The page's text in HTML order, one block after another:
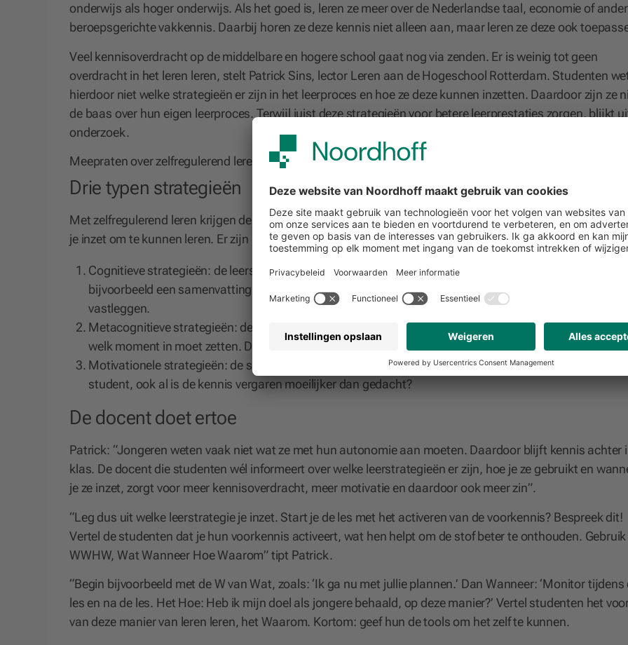
onderwijs als hoger onderwijs. Als het goed is, leren ze meer over de Nederlandse taal, economie of
beroepsgerichte vakkennis. Daarbij horen ze deze kennis niet alleen aan, maar leren ze deze ook
Veel kennisoverdracht op de middelbare en hogere school gaat nog via zenden. Er is weinig tot geen
overdracht in het leren leren, stelt Patrick Sins, lector Leren aan de Hogeschool Rotterdam. Studenten
hierdoor niet welke strategieën er zijn in het leerproces en hoe ze deze kunnen inzetten. Daardoor zijn ze
de baas over hun eigen leerproces. Terwijl juist deze strategieën voor betere leerprestaties zorgen, blijkt
onderzoek.
Meepraten over zelfregulerend leren?
Schuif in november bij ons aan tafel!
Drie typen strategieën
Met zelfregulerend leren krijgen de studenten wel grip op het leerproces. Dat bereik je dus met
je inzet om te kunnen leren. Er zijn hierbij drie typen tools:
Cognitieve strategieën: de leerstrategieën die helpen om de kennis je eigen te maken. Een student kan
bijvoorbeeld een samenvatting maken, informatie in een schema te zetten of een mindmap rond
vastleggen.
Metacognitieve strategieën: de ‘managers’ die de student helpen bij het bepalen welke leerstrategie
welk moment in moet zetten. Denk bijvoorbeeld aan plannen of monitoren.
Motivationele strategieën: de strategieën die gaan over het motiveren van jezelf. Hoe zet je door als
student, ook al is de kennis vergaren moeilijker dan gedacht?
De docent doet ertoe
Patrick: “Jongeren weten vaak niet wat ze met hun autonomie aan moeten. Daardoor blijft kennis achter
klas. De docent die studenten wél informeert over welke leerstrategieën er zijn, hoe je ze gebruikt en
je ze inzet, zorgt voor meer kennisoverdracht, meer motivatie en daardoor ook meer zin”.
“Leg dus uit welke leerstrategie je inzet. Start je de les met het activeren van de voorkennis? Bespreek dit!
Vertel de studenten dat je hun voorkennis activeert, wat hen helpt om de stof beter te onthouden. Gebruik
WWHW, Wat Wanneer Hoe Waarom” tipt Patrick.
“Begin bijvoorbeeld met de W van Wat, zoals: ‘Ik ga nu met jullie plannen.’ Dan Wanneer: ‘Monitor tijdens
les en na de les. Het Hoe: Heb ik mijn doel als jongere behaald, op deze manier?’ Vertel studenten het
van deze manier van leren leren, het Waarom. Kortom: geef hun de tools om het zelf te kunnen.